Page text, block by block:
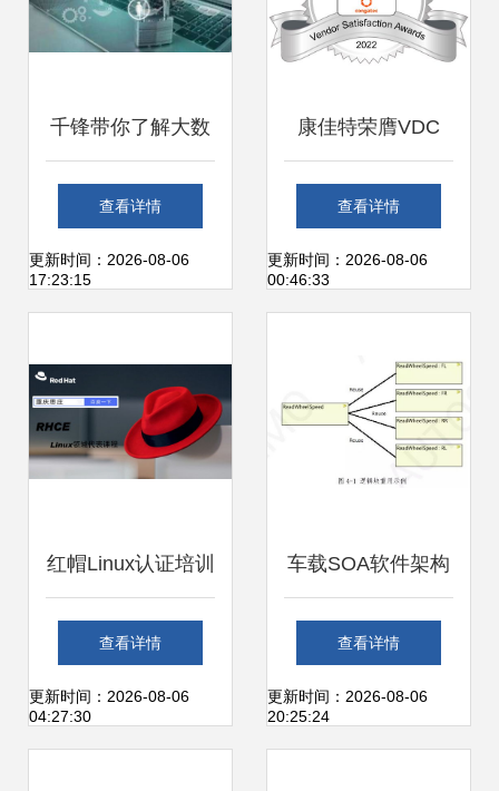
千锋带你了解大数
据的IT分析工具 基
础软件技术服务全
查看详情
更新时间：2026-08-06
17:23:15
康佳特荣膺VDC
Research铂金奖
物联网与嵌入式硬
标杆
查看详情
更新时间：2026-08-06
00:46:33
红帽Linux认证培训
RHCE认证费用与
基础软件技术服务
查看详情
更新时间：2026-08-06
04:27:30
车载SOA软件架构
技术规范1.0解读
基础软件技术与服
查看详情
更新时间：2026-08-06
20:25:24